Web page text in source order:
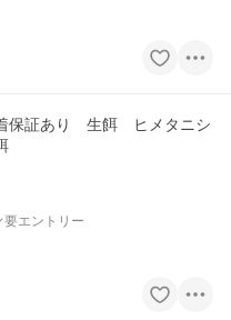
着保証あり 生餌 ヒメタニシ
要エントリー